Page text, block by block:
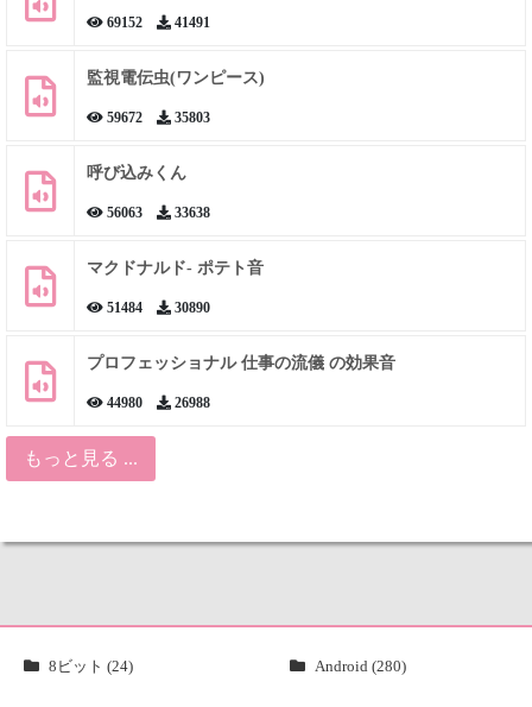
69152 41491
監視電伝虫(ワンピース)
59672 35803
呼び込みくん
56063 33638
マクドナルド- ポテト音
51484 30890
プロフェッショナル 仕事の流儀 の効果音
44980 26988
もっと見る ...
8ビット (24) Android (280)